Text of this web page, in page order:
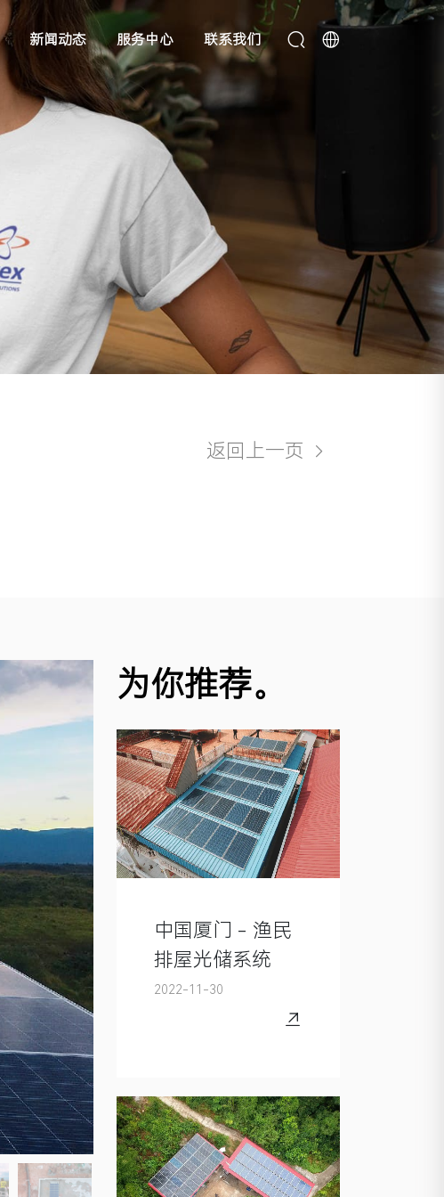
新闻动态 服务中心 联系我们
返回上一页
为你推荐。
中国厦门 - 渔民
排屋光储系统
2022-11-30